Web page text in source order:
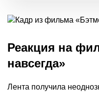
Реакция на
навсегда»
Лента получила